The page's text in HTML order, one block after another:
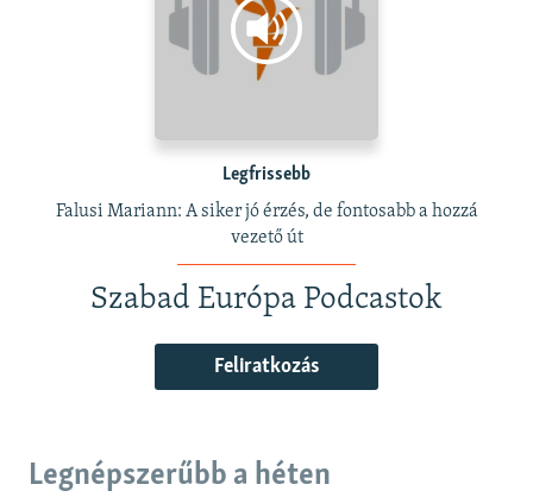
Legfrissebb
Falusi Mariann: A siker jó érzés, de fontosabb a hozzá
vezető út
Szabad Európa Podcastok
Feliratkozás
Legnépszerűbb a héten